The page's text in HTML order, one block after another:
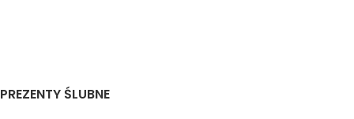
PREZENTY ŚLUBNE